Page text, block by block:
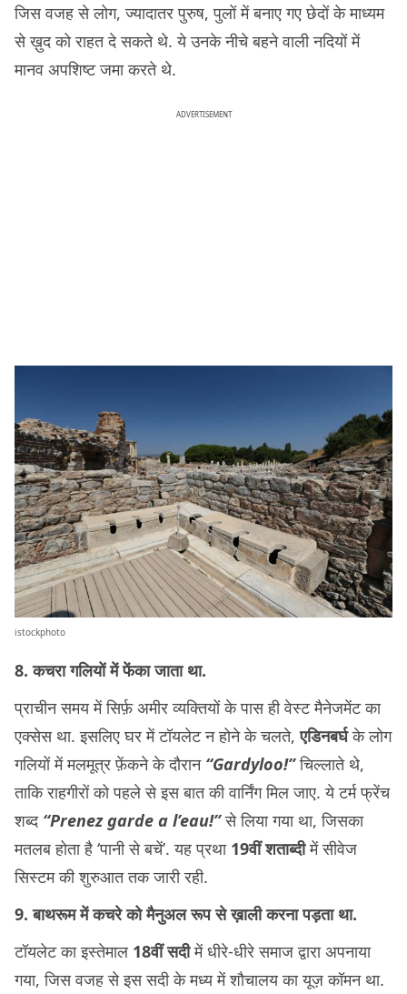
जिस वजह से लोग, ज्यादातर पुरुष, पुलों में बनाए गए छेदों के माध्यम
से ख़ुद को राहत दे सकते थे. ये उनके नीचे बहने वाली नदियों में
मानव अपशिष्ट जमा करते थे.
ADVERTISEMENT
istockphoto
8. कचरा गलियों में फेंका जाता था.
प्राचीन समय में सिर्फ़ अमीर व्यक्तियों के पास ही वेस्ट मैनेजमेंट का
एक्सेस था. इसलिए घर में टॉयलेट न होने के चलते,एडिनबर्घके लोग
गलियों में मलमूत्र फ़ेंकने के दौरान “Gardyloo!”चिल्लाते थे,
ताकि राहगीरों को पहले से इस बात की वार्निंग मिल जाए. ये टर्म फ्रेंच
शब्द “Prenez garde a l’eau!”से लिया गया था, जिसका
मतलब होता है ‘पानी से बचें’. यह प्रथा 19वीं शताब्दीमें सीवेज
सिस्टम की शुरुआत तक जारी रही.
9. बाथरूम में कचरे को मैनुअल रूप से ख़ाली करना पड़ता था.
टॉयलेट का इस्तेमाल 18वीं सदीमें धीरे-धीरे समाज द्वारा अपनाया
गया, जिस वजह से इस सदी के मध्य में शौचालय का यूज़ कॉमन था.